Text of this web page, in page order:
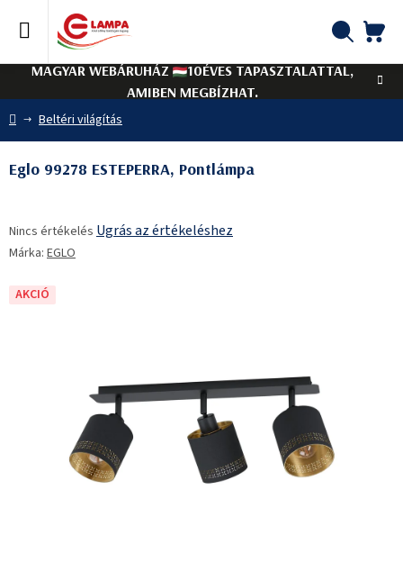
tartalomhoz
MAGYAR WEBÁRUHÁZ
10ÉVES TAPASZTALATTAL,
AMIBEN MEGBÍZHAT.
Kezdőlap
Beltéri világítás
Eglo 99278 ESTEPERRA, Pontlámpa
termék
átlagos
5-
Nincs értékelés Ugrás az értékeléshez
Márka: EGLO
AKCIÓ